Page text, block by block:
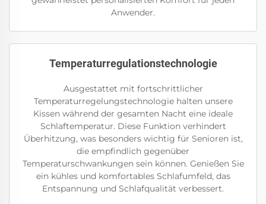
Anwender.
Temperaturregulationstechnologie
Ausgestattet mit fortschrittlicher
Temperaturregelungstechnologie halten unsere
Kissen während der gesamten Nacht eine ideale
Schlaftemperatur. Diese Funktion verhindert
Überhitzung, was besonders wichtig für Senioren ist,
die empfindlich gegenüber
Temperaturschwankungen sein können. Genießen Sie
ein kühles und komfortables Schlafumfeld, das
Entspannung und Schlafqualität verbessert.